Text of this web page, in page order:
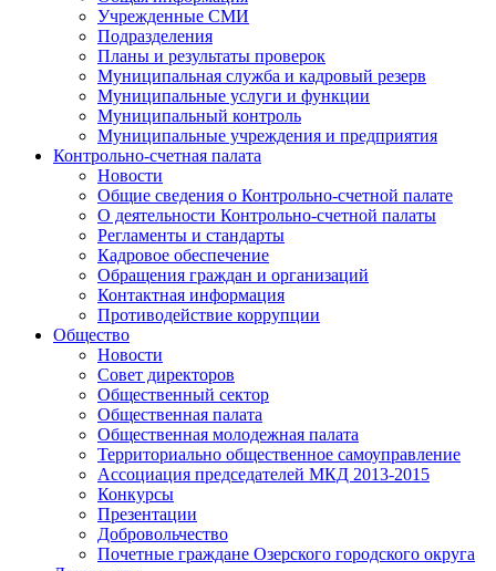
Учрежденные СМИ
Подразделения
Планы и результаты проверок
Муниципальная служба и кадровый резерв
Муниципальные услуги и функции
Муниципальный контроль
Муниципальные учреждения и предприятия
Контрольно-счетная палата
Новости
Общие сведения о Контрольно-счетной палате
О деятельности Контрольно-счетной палаты
Регламенты и стандарты
Кадровое обеспечение
Обращения граждан и организаций
Контактная информация
Противодействие коррупции
Общество
Новости
Совет директоров
Общественный сектор
Общественная палата
Общественная молодежная палата
Территориально общественное самоуправление
Ассоциация председателей МКД 2013-2015
Конкурсы
Презентации
Добровольчество
Почетные граждане Озерского городского округа